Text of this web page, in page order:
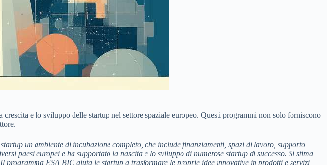
e lo sviluppo delle startup nel settore spaziale europeo. Questi programmi non solo forniscono
un ambiente di incubazione completo, che include finanziamenti, spazi di lavoro, supporto
paesi europei e ha supportato la nascita e lo sviluppo di numerose startup di successo. Si stima
ESA BIC aiuta le startup a trasformare le proprie idee innovative in prodotti e servizi